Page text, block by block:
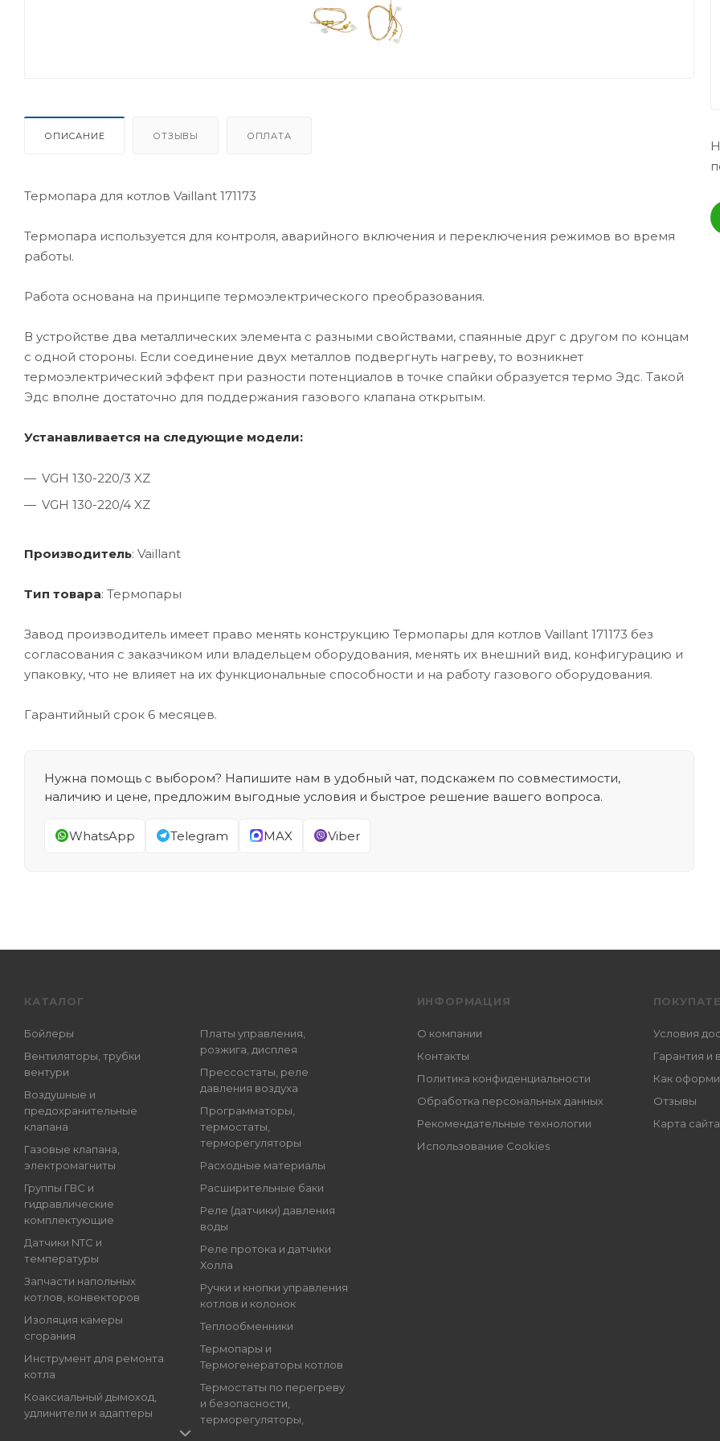
ОПИСАНИЕ ОТЗЫВЫ ОПЛАТА
Термопара для котлов Vaillant 171173
Термопара используется для контроля, аварийного включения и переключения режимов во время
работы.
Работа основана на принципе термоэлектрического преобразования.
В устройстве два металлических элемента с разными свойствами, спаянные друг с другом по концам
с одной стороны. Если соединение двух металлов подвергнуть нагреву, то возникнет
термоэлектрический эффект при разности потенциалов в точке спайки образуется термо Эдс. Такой
Эдс вполне достаточно для поддержания газового клапана открытым.
Устанавливается на следующие модели:
VGH 130-220/3 XZ
VGH 130-220/4 XZ
Производитель: Vaillant
Тип товара: Термопары
Завод производитель имеет право менять конструкцию Термопары для котлов Vaillant 171173 без
согласования с заказчиком или владельцем оборудования, менять их внешний вид, конфигурацию и
упаковку, что не влияет на их функциональные способности и на работу газового оборудования.
Гарантийный срок 6 месяцев.
Нужна помощь с выбором? Напишите нам в удобный чат, подскажем по совместимости,
наличию и цене, предложим выгодные условия и быстрое решение вашего вопроса.
WhatsApp Telegram MAX Viber
КАТАЛОГ
Бойлеры
Вентиляторы, трубки
вентури
Воздушные и
предохранительные
клапана
Газовые клапана,
электромагниты
Группы ГВС и
гидравлические
комплектующие
Датчики NTC и
температуры
Запчасти напольных
котлов, конвекторов
Изоляция камеры
сгорания
Инструмент для ремонта
котла
Коаксиальный дымоход,
удлинители и адаптеры
Платы управления,
розжига, дисплея
Прессостаты, реле
давления воздуха
Программаторы,
термостаты,
терморегуляторы
Расходные материалы
Расширительные баки
Реле (датчики) давления
воды
Реле протока и датчики
Холла
Ручки и кнопки управления
котлов и колонок
Теплообменники
Термопары и
Термогенераторы котлов
Термостаты по перегреву
и безопасности,
терморегуляторы,
ИНФОРМАЦИЯ
О компании
Контакты
Политика конфиденциальности
Обработка персональных данных
Рекомендательные технологии
Использование Cookies
Условия
Гарантия и
Как
Отзывы
Карта сайта